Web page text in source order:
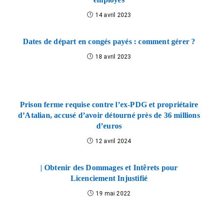
14 avril 2023
Dates de départ en congés payés : comment gérer ?
18 avril 2023
Prison ferme requise contre l’ex-PDG et propriétaire
d’Atalian, accusé d’avoir détourné près de 36 millions
d’euros
12 avril 2024
| Obtenir des Dommages et Intêrets pour
Licenciement Injustifié
19 mai 2022